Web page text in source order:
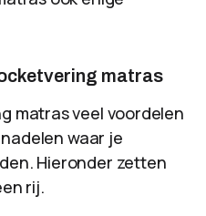
matras
matras veel voordelen
waar je
Hieronder zetten
rij.